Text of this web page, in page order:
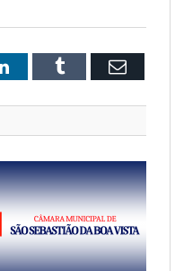
LinkedInTumblr Email